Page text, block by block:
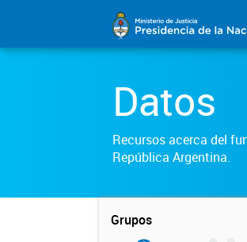
Datos
Recursos acerca del
República Argentina.
Grupos